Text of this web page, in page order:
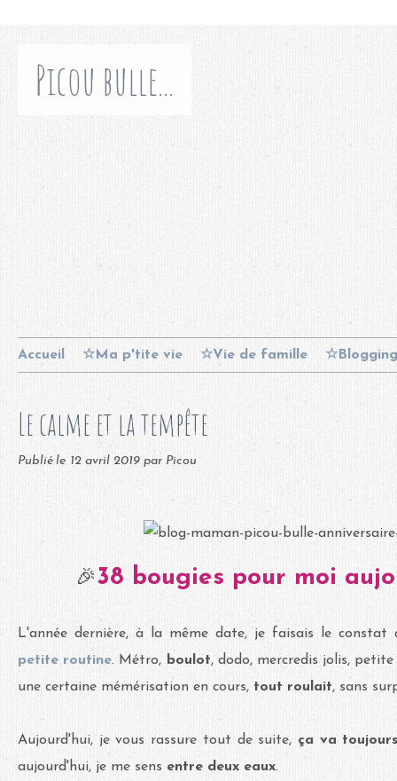
Picou bulle...
Accueil ☆Ma p'tite vie ☆Vie de famille ☆Blogging
Le calme et la tempête
Publié le 12 avril 2019 par Picou
🎉38 bougies pour moi
L'année dernière, à la même date, je faisais le constat
petite routine. Métro, boulot, dodo, mercredis jolis,
une certaine mémérisation en cours, tout roulait, sans
Aujourd'hui, je vous rassure tout de suite, ça va
aujourd'hui, je me sens entre deux eaux.